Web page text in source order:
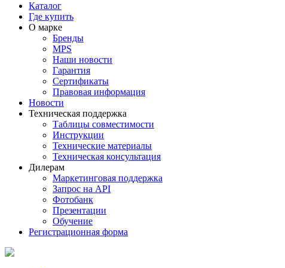
Каталог
Где купить
О марке
Бренды
MPS
Наши новости
Гарантия
Сертификаты
Правовая информация
Новости
Техническая поддержка
Таблицы совместимости
Инструкции
Технические материалы
Техническая консультация
Дилерам
Маркетинговая поддержка
Запрос на API
Фотобанк
Презентации
Обучение
Регистрационная форма